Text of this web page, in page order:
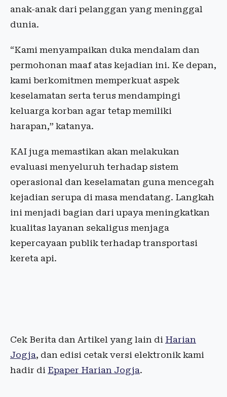
anak-anak dari pelanggan yang meninggal
dunia.
“Kami menyampaikan duka mendalam dan
permohonan maaf atas kejadian ini. Ke depan,
kami berkomitmen memperkuat aspek
keselamatan serta terus mendampingi
keluarga korban agar tetap memiliki
harapan,” katanya.
KAI juga memastikan akan melakukan
evaluasi menyeluruh terhadap sistem
operasional dan keselamatan guna mencegah
kejadian serupa di masa mendatang. Langkah
ini menjadi bagian dari upaya meningkatkan
kualitas layanan sekaligus menjaga
kepercayaan publik terhadap transportasi
kereta api.
Cek Berita dan Artikel yang lain di Harian
Jogja, dan edisi cetak versi elektronik kami
hadir di Epaper Harian Jogja.